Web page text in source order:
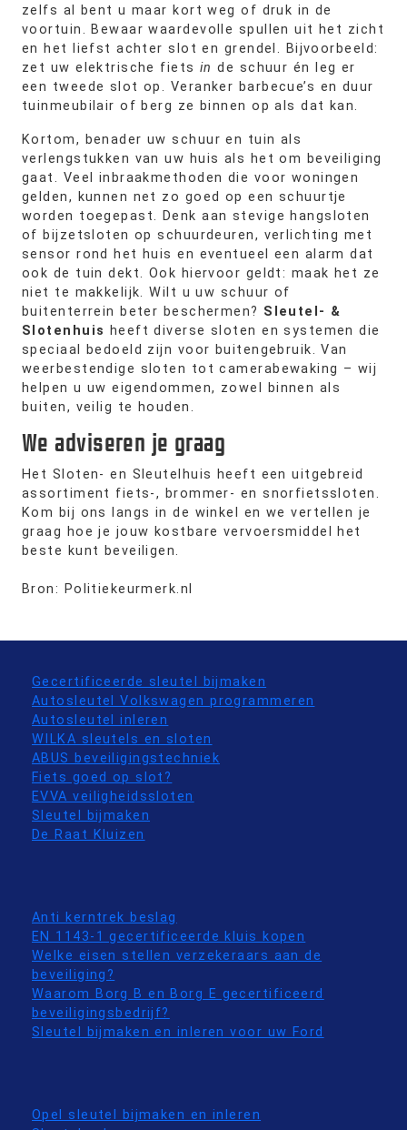
zelfs al bent u maar kort weg of druk in de
voortuin. Bewaar waardevolle spullen uit het zicht
en het liefst achter slot en grendel. Bijvoorbeeld:
zet uw elektrische fietsin de schuur én leg er
een tweede slot op. Veranker barbecue’s en duur
tuinmeubilair of berg ze binnen op als dat kan.
Kortom, benader uw schuur en tuin als
verlengstukken van uw huis als het om beveiliging
gaat. Veel inbraakmethoden die voor woningen
gelden, kunnen net zo goed op een schuurtje
worden toegepast. Denk aan stevige hangsloten
of bijzetsloten op schuurdeuren, verlichting met
sensor rond het huis en eventueel een alarm dat
ook de tuin dekt. Ook hiervoor geldt: maak het ze
niet te makkelijk. Wilt u uw schuur of
buitenterrein beter beschermen? Sleutel- &
Slotenhuis heeft diverse sloten en systemen die
speciaal bedoeld zijn voor buitengebruik. Van
weerbestendige sloten tot camerabewaking – wij
helpen u uw eigendommen, zowel binnen als
buiten, veilig te houden.
We adviseren je graag
Het Sloten- en Sleutelhuis heeft een uitgebreid
assortiment fiets-, brommer- en snorfietssloten.
Kom bij ons langs in de winkel en we vertellen je
graag hoe je jouw kostbare vervoersmiddel het
beste kunt beveiligen.
Bron: Politiekeurmerk.nl
Gecertificeerde sleutel bijmaken
Autosleutel Volkswagen programmeren
Autosleutel inleren
WILKA sleutels en sloten
ABUS beveiligingstechniek
Fiets goed op slot?
EVVA veiligheidssloten
Sleutel bijmaken
De Raat Kluizen
Anti kerntrek beslag
EN 1143-1 gecertificeerde kluis kopen
Welke eisen stellen verzekeraars aan de
beveiliging?
Waarom Borg B en Borg E gecertificeerd
beveiligingsbedrijf?
Sleutel bijmaken en inleren voor uw Ford
Opel sleutel bijmaken en inleren